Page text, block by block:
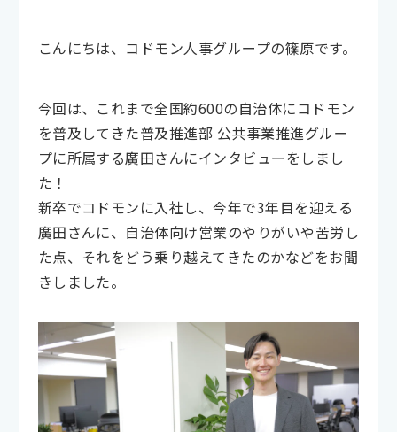
こんにちは、コドモン人事グループの篠原です。
今回は、これまで全国約600の自治体にコドモン
を普及してきた普及推進部 公共事業推進グルー
プに所属する廣田さんにインタビューをしまし
た！
新卒でコドモンに入社し、今年で3年目を迎える
廣田さんに、自治体向け営業のやりがいや苦労し
た点、それをどう乗り越えてきたのかなどをお聞
きしました。